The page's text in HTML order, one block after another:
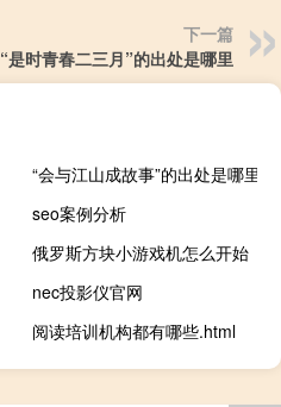
下一篇
“是时青春二三月”的出处是哪里
“会与江山成故事”的出处是哪里
seo案例分析
俄罗斯方块小游戏机怎么开始
nec投影仪官网
阅读培训机构都有哪些.html